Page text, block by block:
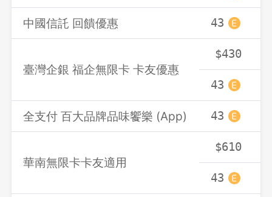
中國信託 回饋優惠 43
臺灣企銀 福企無限卡 卡友優惠
$430
43
全支付 百大品牌品味饗樂 (App) 43
華南無限卡卡友適用
$610
43